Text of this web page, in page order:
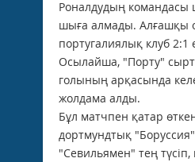
Роналдудың командасы
шыға алмады. Алғашқы
португалиялық клуб 2:1
Осылайша, "Порту"
голының арқасында
жолдама алды.
Бұл матчпен қатар
дортмундтық
"Севильямен" тең